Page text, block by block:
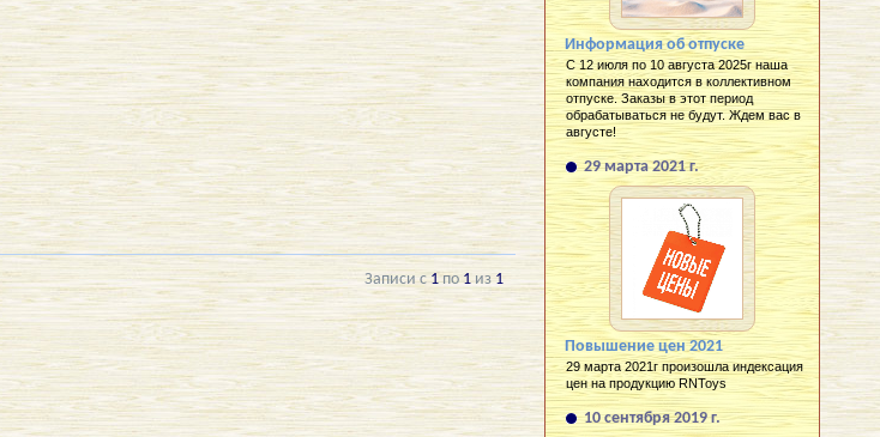
Записи с 1 по 1 из 1
Информация об отпуске
С 12 июля по 10 августа 2025г наша
компания находится в коллективном
отпуске. Заказы в этот период
обрабатываться не будут. Ждем вас в
августе!
29 марта 2021 г.
Повышение цен 2021
29 марта 2021г произошла индексация
цен на продукцию RNToys
10 сентября 2019 г.